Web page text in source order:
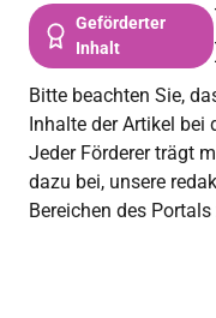
Geförderter
Inhalt
Bitte beachten Sie,
Inhalte der Artikel bei
Jeder Förderer trägt
dazu bei, unsere
Bereichen des